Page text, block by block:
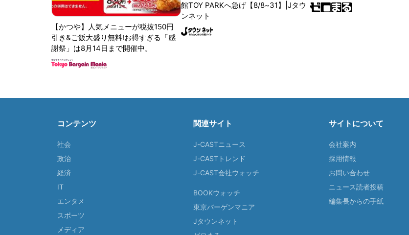
【かつや】人気メニューが税抜150円
引き&ご飯大盛り無料!お得すぎる「感
謝祭」は8月14日まで開催中。
館TOY PARKへ急げ【8/8~31】|Jタウ
ンネット
コンテンツ
社会
政治
経済
IT
エンタメ
スポーツ
メディア
関連サイト
J-CASTニュース
J-CASTトレンド
J-CAST会社ウォッチ
BOOKウォッチ
東京バーゲンマニア
Jタウンネット
サイトについて
会社案内
採用情報
お問い合わせ
ニュース読者投稿
編集長からの手紙